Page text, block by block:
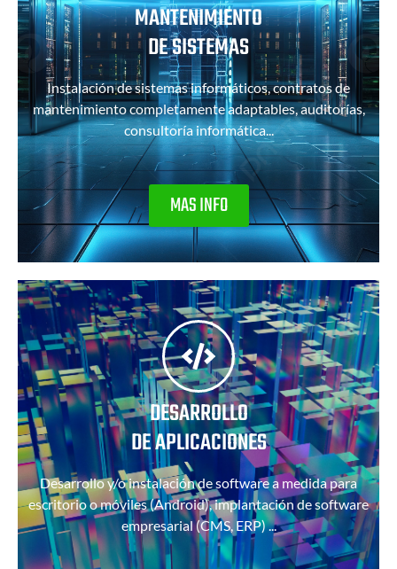
MANTENIMIENTO
DE SISTEMAS
Instalación de sistemas informáticos, contratos de
mantenimiento completamente adaptables, auditorías,
consultoría informática...
MAS INFO
DESARROLLO
DE APLICACIONES
Desarrollo y/o instalación de software a medida para
escritorio o móviles (Android), implantación de software
empresarial (CMS, ERP) ...